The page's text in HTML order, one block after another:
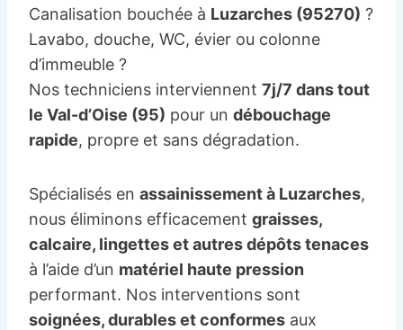
Canalisation bouchée à Luzarches (95270) ?
Lavabo, douche, WC, évier ou colonne
d’immeuble ?
Nos techniciens interviennent 7j/7 dans tout
le Val-d’Oise (95) pour un débouchage
rapide, propre et sans dégradation.
Spécialisés en assainissement à Luzarches,
nous éliminons efficacement graisses,
calcaire, lingettes et autres dépôts tenaces
à l’aide d’un matériel haute pression
performant. Nos interventions sont
soignées, durables et conformes aux